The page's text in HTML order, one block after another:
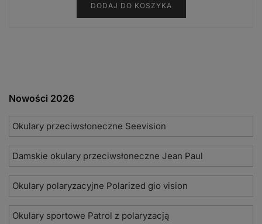
wynosiła:
17,99 zł.
wynosi:
12,99 zł.
DODAJ DO KOSZYKA
Nowości 2026
Okulary przeciwsłoneczne Seevision
Damskie okulary przeciwsłoneczne Jean Paul
Okulary polaryzacyjne Polarized gio vision
Okulary sportowe Patrol z polaryzacją